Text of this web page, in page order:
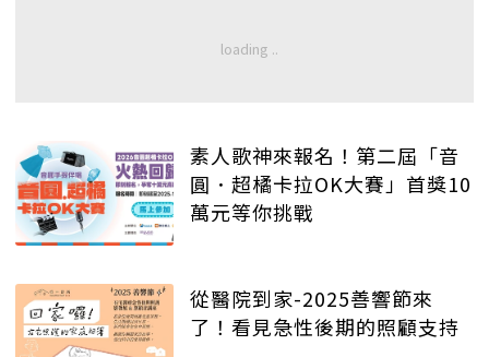
素人歌神來報名！第二屆「音
圓．超橘卡拉OK大賽」首獎10
萬元等你挑戰
從醫院到家-2025善響節來
了！看見急性後期的照顧支持